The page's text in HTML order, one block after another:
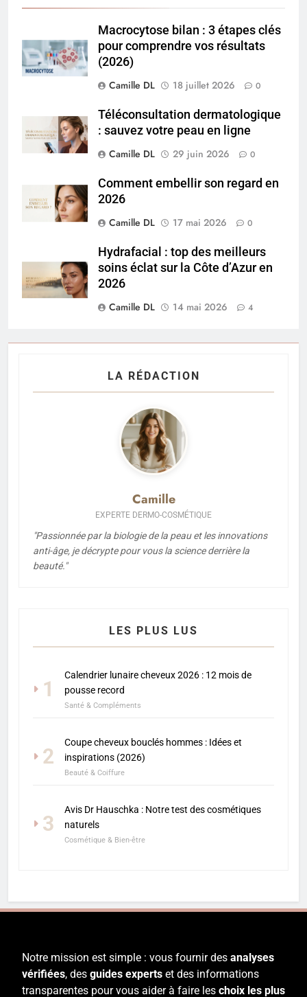
Macrocytose bilan : 3 étapes clés
pour comprendre vos résultats
(2026)
Camille DL
18 juillet 2026 0
Téléconsultation dermatologique
: sauvez votre peau en ligne
Camille DL
29 juin 2026 0
Comment embellir son regard en
2026
Camille DL
17 mai 2026 0
Hydrafacial : top des meilleurs
soins éclat sur la Côte d’Azur en
2026
Camille DL
14 mai 2026 4
LA RÉDACTION
Camille
EXPERTE DERMO-COSMÉTIQUE
"Passionnée par la biologie de la peau et les innovations
anti-âge, je décrypte pour vous la science derrière la
beauté."
LES PLUS LUS
1
Calendrier lunaire cheveux 2026 : 12 mois de
pousse record
Santé & Compléments
2
Coupe cheveux bouclés hommes : Idées et
inspirations (2026)
Beauté & Coiffure
3
Avis Dr Hauschka : Notre test des cosmétiques
naturels
Cosmétique & Bien-être
Notre mission est simple : vous fournir des analyses
vérifiées, des guides experts et des informations
transparentes pour vous aider à faire les choix les plus